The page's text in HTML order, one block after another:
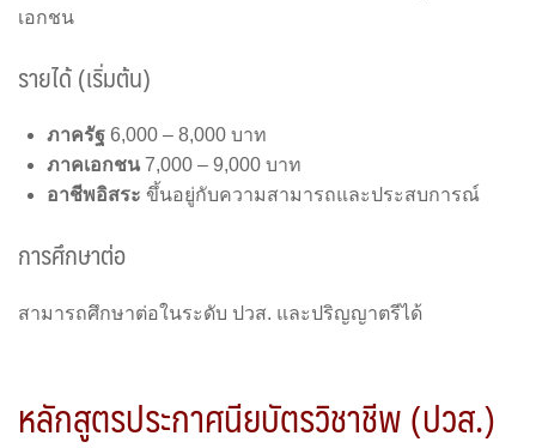
เอกชน
รายได้ (เริ่มต้น)
ภาครัฐ 6,000 – 8,000 บาท
ภาคเอกชน7,000 – 9,000 บาท
อาชีพอิสระ ขึ้นอยู่กับความสามารถและประสบการณ์
การศึกษาต่อ
สามารถศึกษาต่อในระดับ ปวส. และปริญญาตรีได้
หลักสูตรประกาศนียบัตรวิชาชีพ (ปวส.)